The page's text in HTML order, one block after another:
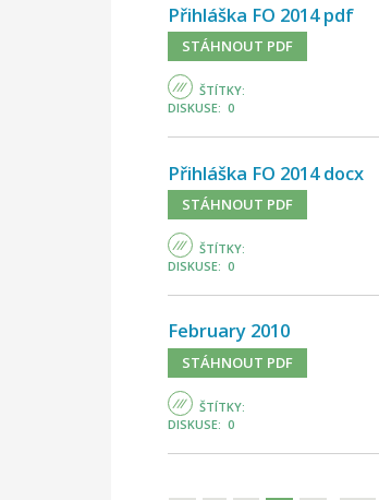
Přihláška FO 2014 pdf
STÁHNOUT PDF
ŠTÍTKY:
DISKUSE: 0
Přihláška FO 2014 docx
STÁHNOUT PDF
ŠTÍTKY:
DISKUSE: 0
February 2010
STÁHNOUT PDF
ŠTÍTKY:
DISKUSE: 0